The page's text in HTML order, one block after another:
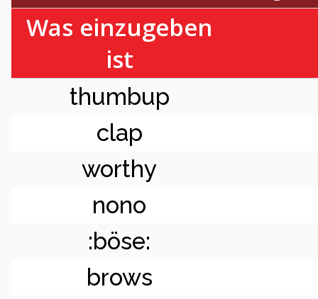
Was einzugeben
ist
thumbup
clap
worthy
nono
:böse:
brows